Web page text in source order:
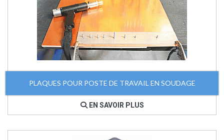
PLAQUES POUR POSTE DE TRAVAIL EN SOUDAGE
EN SAVOIR PLUS